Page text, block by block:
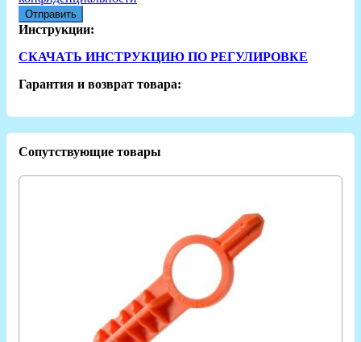
Отправить
Инструкции:
СКАЧАТЬ ИНСТРУКЦИЮ ПО РЕГУЛИРОВКЕ
Гарантия и возврат товара:
Сопутствующие товары